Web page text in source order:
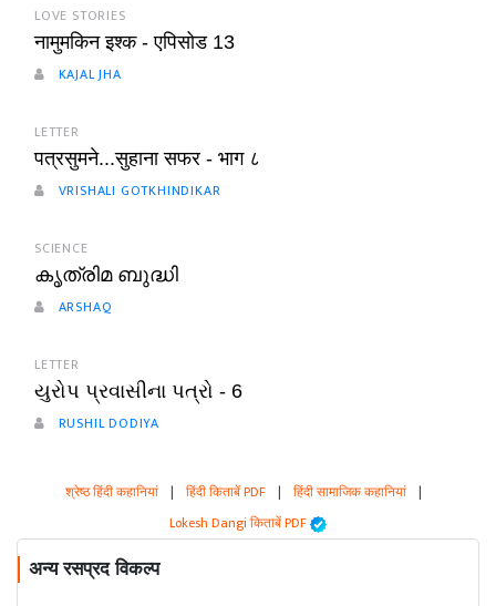
LOVE STORIES
नामुमकिन इश्क - एपिसोड 13
KAJAL JHA
LETTER
पत्रसुमने...सुहाना सफर - भाग ८
VRISHALI GOTKHINDIKAR
SCIENCE
കൃത്രിമ ബുദ്ധി
ARSHAQ
LETTER
યુરોપ પ્રવાસીના પત્રો - 6
RUSHIL DODIYA
श्रेष्ठ हिंदी कहानियां | हिंदी किताबें PDF | हिंदी सामाजिक कहानियां |
Lokesh Dangi किताबें PDF
अन्य रसप्रद विकल्प